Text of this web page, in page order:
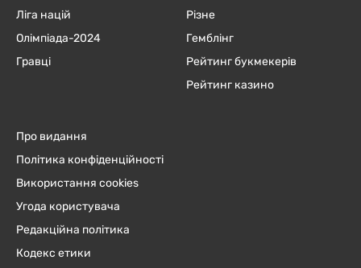
Ліга націй
Олімпіада-2024
Гравці
Різне
Гемблінг
Рейтинг букмекерів
Рейтинг казино
Про видання
Політика конфіденційності
Використання cookies
Угода користувача
Редакційна політика
Кодекс етики